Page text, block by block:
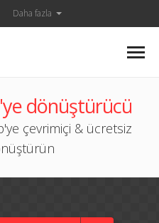
Daha fazla
dönüştürücü
çevrimiçi & ücretsiz